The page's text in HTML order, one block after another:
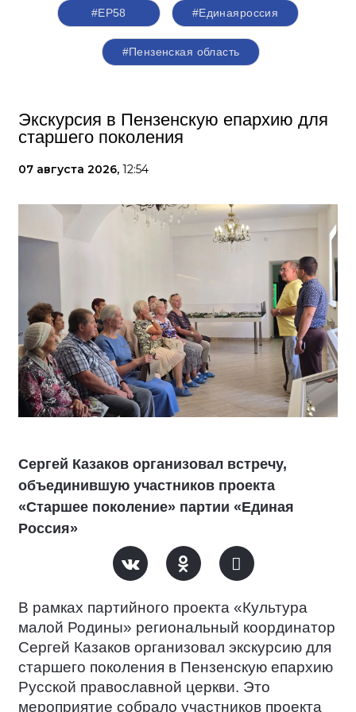
#ЕР58 #Единаяроссия
#Пензенская область
Экскурсия в Пензенскую епархию для
старшего поколения
07 августа 2026, 12:54
Сергей Казаков организовал встречу,
объединившую участников проекта
«Старшее поколение» партии «Единая
Россия»
В рамках партийного проекта «Культура
малой Родины» региональный координатор
Сергей Казаков организовал экскурсию для
старшего поколения в Пензенскую епархию
Русской православной церкви. Это
мероприятие собрало участников проекта